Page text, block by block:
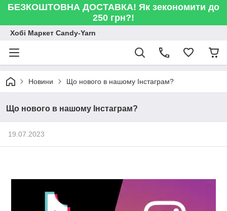
БЕЗКОШТОВНА ДОСТАВКА! Як зекономити до
250 грн?!
Хобі Маркет Candy-Yarn
Новини Що нового в нашому Інстаграм?
Що нового в нашому Інстаграм?
19.07.2023